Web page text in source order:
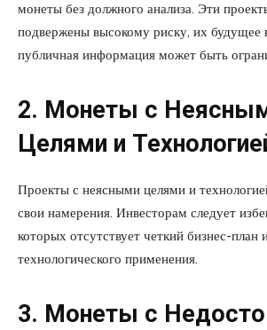
монеты без должного анализа. Эти
подвержены высокому риску, их будущее
публичная информация может быть
2. Монеты с
Целями и
Проекты с неясными целями и
свои намерения. Инвесторам следует
которых отсутствует четкий бизнес-план
технологического применения.
3. Монеты с